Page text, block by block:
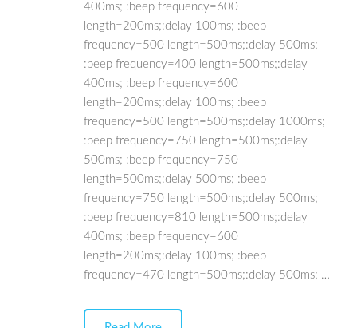
400ms; :beep frequency=600
length=200ms;:delay 100ms; :beep
frequency=500 length=500ms;:delay 500ms;
:beep frequency=400 length=500ms;:delay
400ms; :beep frequency=600
length=200ms;:delay 100ms; :beep
frequency=500 length=500ms;:delay 1000ms;
:beep frequency=750 length=500ms;:delay
500ms; :beep frequency=750
length=500ms;:delay 500ms; :beep
frequency=750 length=500ms;:delay 500ms;
:beep frequency=810 length=500ms;:delay
400ms; :beep frequency=600
length=200ms;:delay 100ms; :beep
frequency=470 length=500ms;:delay 500ms; …